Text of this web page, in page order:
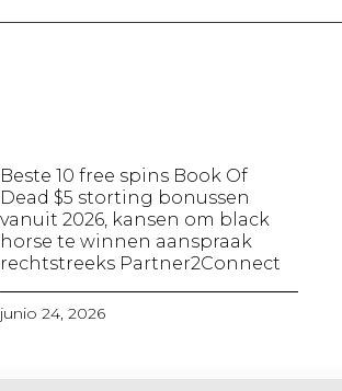
Beste 10 free spins Book Of
Dead $5 storting bonussen
vanuit 2026, kansen om black
horse te winnen aanspraak
rechtstreeks Partner2Connect
junio 24, 2026